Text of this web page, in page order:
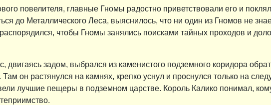
повелителя, главные Гномы радостно приветствовали его и
до Металлического Леса, выяснилось, что ни один из Гномов не
распорядился, чтобы Гномы занялись поисками тайных проходов и
двигаясь задом, выбрался из каменистого подземного коридора
Там он растянулся на камнях, крепко уснул и проснулся только на
лучшие пещеры в подземном царстве. Король Калико понимал,